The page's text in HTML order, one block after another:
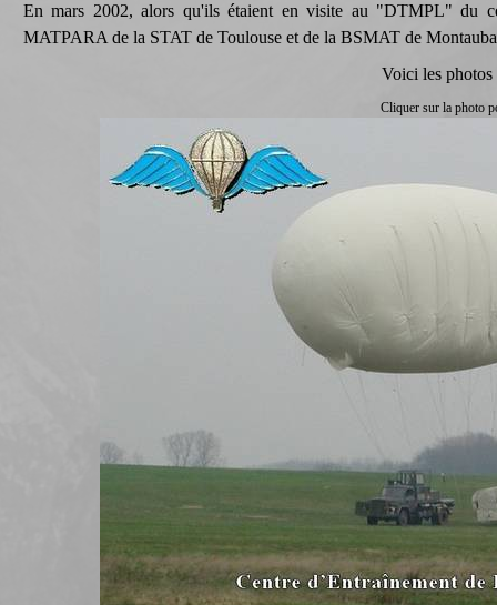
En mars 2002, alors qu'ils étaient en visite au "DTMPL" du
MATPARA de la STAT de Toulouse et de la BSMAT de
Voici les photos
Cliquer sur la photo